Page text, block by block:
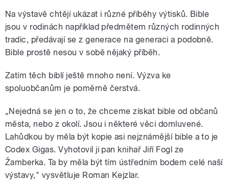
Na výstavě chtějí ukázat i různé příběhy výtisků. Bible
jsou v rodinách například předmětem různých rodinných
tradic, předávají se z generace na generaci a podobně.
Bible prostě nesou v sobě nějaký příběh.
Zatím těch biblí ještě mnoho není. Výzva ke
spoluobčanům je poměrně čerstvá.
„Nejedná se jen o to, že chceme získat bible od občanů
města, nebo z okolí. Jsou i některé věci domluvené.
Lahůdkou by měla být kopie asi nejznámější bible a to je
Codex Gigas. Vyhotovil ji pan knihař Jiří Fogl ze
Žamberka. Ta by měla být tím ústředním bodem celé naší
výstavy," vysvětluje Roman Kejzlar.